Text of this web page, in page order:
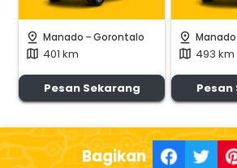
pin_drop Manado -Gorontalo
map 401 km
Pesan Sekarang
pin_drop Manado
map 493 km
Pesan
Bagikan